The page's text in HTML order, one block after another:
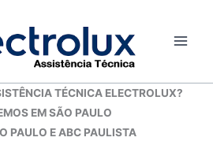
TÉCNICA ELECTROLUX?
EM SÃO PAULO
PAULO E ABC PAULISTA